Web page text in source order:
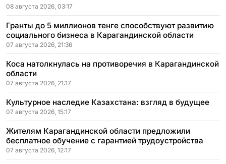
08 августа 2026, 03:17
Гранты до 5 миллионов тенге способствуют развитию
социального бизнеса в Карагандинской области
07 августа 2026, 21:36
Коса натолкнулась на противоречия в Карагандинской
области
07 августа 2026, 21:17
Культурное наследие Казахстана: взгляд в будущее
07 августа 2026, 15:17
Жителям Карагандинской области предложили
бесплатное обучение с гарантией трудоустройства
07 августа 2026, 12:17